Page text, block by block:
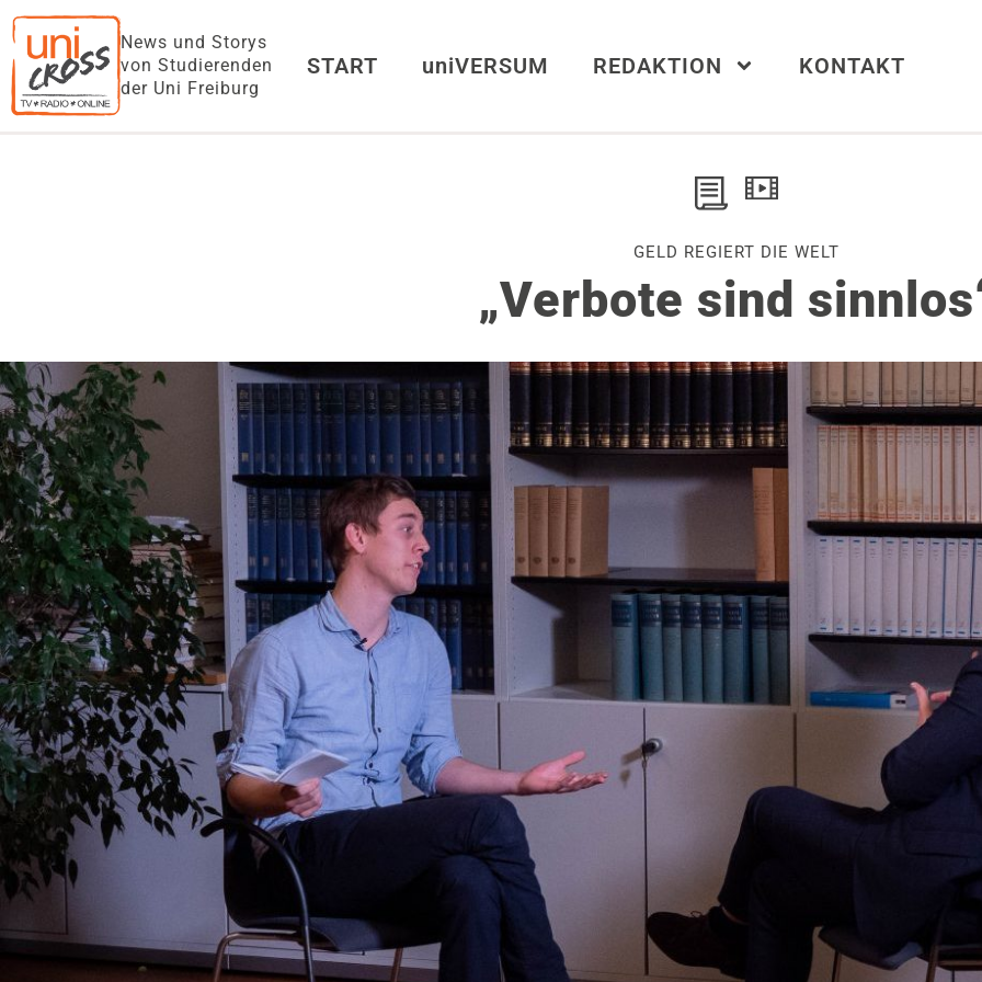
News und Storys
von Studierenden
der Uni Freiburg
START uniVERSUM REDAKTION KONTAKT
GELD REGIERT DIE WELT
„Verbote sind